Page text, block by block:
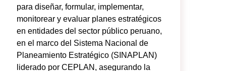
para diseñar, formular, implementar,
monitorear y evaluar planes estratégicos
en entidades del sector público peruano,
en el marco del Sistema Nacional de
Planeamiento Estratégico (SINAPLAN)
liderado por CEPLAN, asegurando la